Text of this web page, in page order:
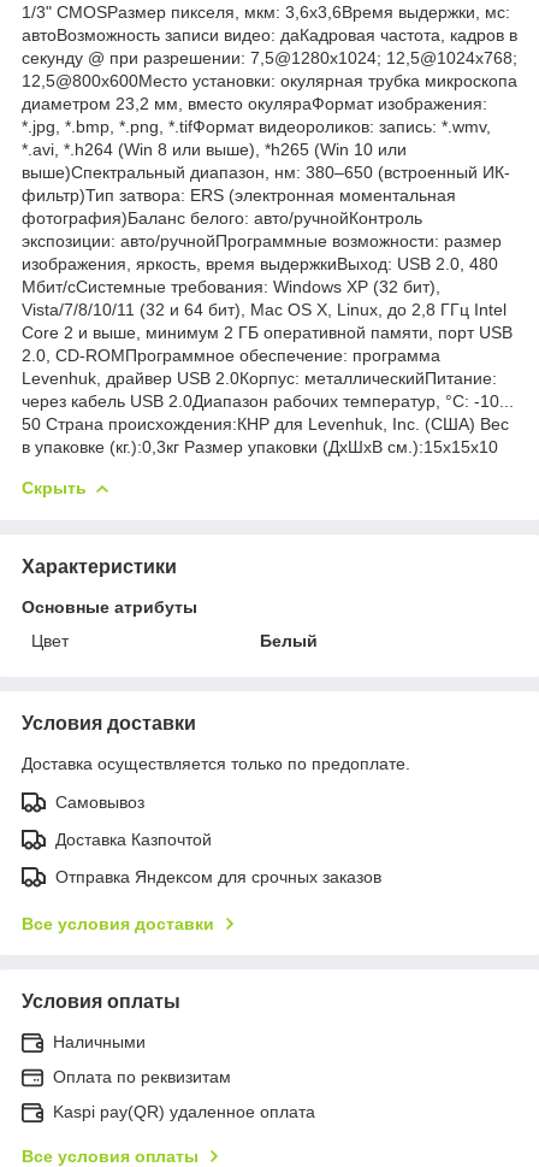
1/3" CMOSРазмер пикселя, мкм: 3,6x3,6Время выдержки, мс:
автоВозможность записи видео: даКадровая частота, кадров в
секунду @ при разрешении: 7,5@1280x1024; 12,5@1024x768;
12,5@800x600Место установки: окулярная трубка микроскопа
диаметром 23,2 мм, вместо окуляраФормат изображения:
*.jpg, *.bmp, *.png, *.tifФормат видеороликов: запись: *.wmv,
*.avi, *.h264 (Win 8 или выше), *h265 (Win 10 или
выше)Спектральный диапазон, нм: 380–650 (встроенный ИК-
фильтр)Тип затвора: ERS (электронная моментальная
фотография)Баланс белого: авто/ручнойКонтроль
экспозиции: авто/ручнойПрограммные возможности: размер
изображения, яркость, время выдержкиВыход: USB 2.0, 480
Мбит/сСистемные требования: Windows XP (32 бит),
Vista/7/8/10/11 (32 и 64 бит), Mac OS X, Linux, до 2,8 ГГц Intel
Core 2 и выше, минимум 2 ГБ оперативной памяти, порт USB
2.0, CD-ROMПрограммное обеспечение: программа
Levenhuk, драйвер USB 2.0Корпус: металлическийПитание:
через кабель USB 2.0Диапазон рабочих температур, °С: -10...
50 Страна происхождения:КНР для Levenhuk, Inc. (США) Вес
в упаковке (кг.):0,3кг Размер упаковки (ДхШхВ см.):15x15x10
Скрыть
Характеристики
Основные атрибуты
Цвет
Белый
Условия доставки
Доставка осуществляется только по предоплате.
Самовывоз
Доставка Казпочтой
Отправка Яндексом для срочных заказов
Все условия доставки
Условия оплаты
Наличными
Оплата по реквизитам
Kaspi pay(QR) удаленное оплата
Все условия оплаты